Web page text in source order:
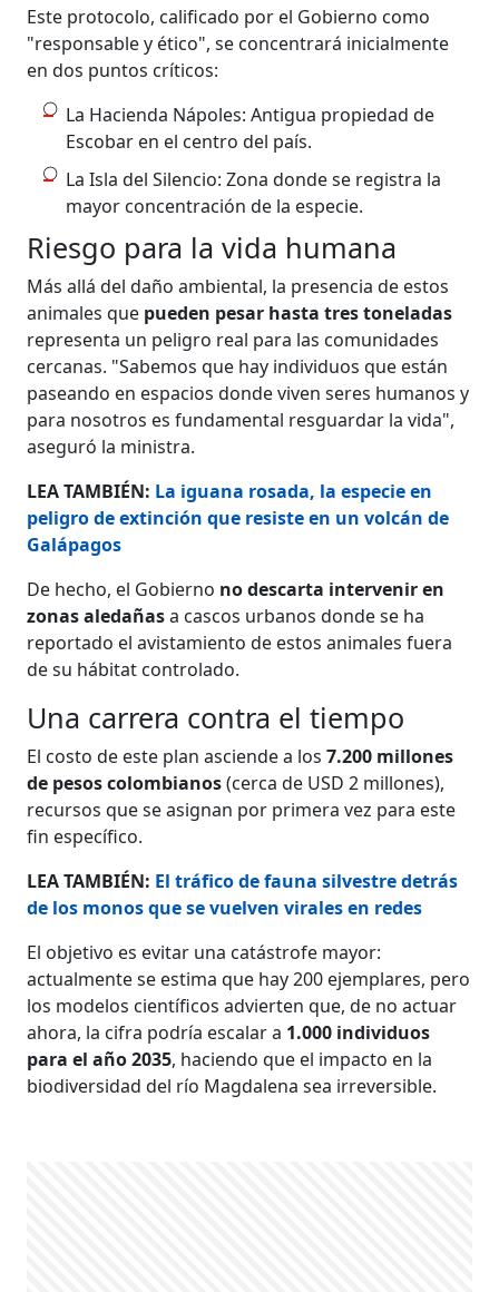
Este protocolo, calificado por el Gobierno como
"responsable y ético", se concentrará inicialmente
en dos puntos críticos:
La Hacienda Nápoles: Antigua propiedad de
Escobar en el centro del país.
La Isla del Silencio: Zona donde se registra la
mayor concentración de la especie.
Riesgo para la vida humana
Más allá del daño ambiental, la presencia de estos
animales que pueden pesar hasta tres toneladas
representa un peligro real para las comunidades
cercanas. "Sabemos que hay individuos que están
paseando en espacios donde viven seres humanos y
para nosotros es fundamental resguardar la vida",
aseguró la ministra.
LEA TAMBIÉN: La iguana rosada, la especie en
peligro de extinción que resiste en un volcán de
Galápagos
De hecho, el Gobierno no descarta intervenir en
zonas aledañasa cascos urbanos donde se ha
reportado el avistamiento de estos animales fuera
de su hábitat controlado.
Una carrera contra el tiempo
El costo de este plan asciende a los7.200 millones
de pesos colombianos(cerca de USD 2 millones),
recursos que se asignan por primera vez para este
fin específico.
LEA TAMBIÉN: El tráfico de fauna silvestre detrás
de los monos que se vuelven virales en redes
El objetivo es evitar una catástrofe mayor:
actualmente se estima que hay 200 ejemplares, pero
los modelos científicos advierten que, de no actuar
ahora, la cifra podría escalar a 1.000 individuos
para el año 2035, haciendo que el impacto en la
biodiversidad del río Magdalena sea irreversible.